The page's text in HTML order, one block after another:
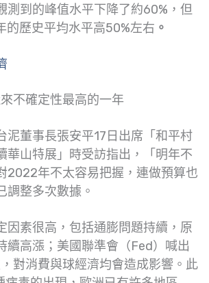
測到的峰值水平下降了約60%，但
的歷史平均水平高50%左右 。
不確定性最高的一年
泥董事長張安平17日出席「和平村
華山特展」時受訪指出，「明年不
2022年不太容易把握，連做預算也
調整多次數據。
因素很高，包括通膨問題持續，原
續高漲；美國聯準會（Fed）喊出
對消費與球經濟均會造成影響。此